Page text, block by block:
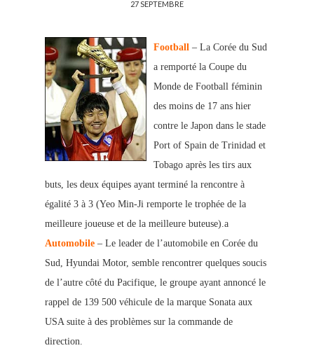
27 SEPTEMBRE
Football – La Corée du Sud
a remporté la Coupe du
Monde de Football féminin
des moins de 17 ans hier
contre le Japon dans le stade
Port of Spain de Trinidad et
Tobago après les tirs aux
buts, les deux équipes ayant terminé la rencontre à
égalité 3 à 3 (Yeo Min-Ji remporte le trophée de la
meilleure joueuse et de la meilleure buteuse).a
Automobile – Le leader de l’automobile en Corée du
Sud, Hyundai Motor, semble rencontrer quelques soucis
de l’autre côté du Pacifique, le groupe ayant annoncé le
rappel de 139 500 véhicule de la marque Sonata aux
USA suite à des problèmes sur la commande de
direction.